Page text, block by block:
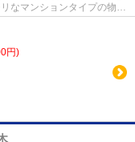
なマンションタイプの物件
円)